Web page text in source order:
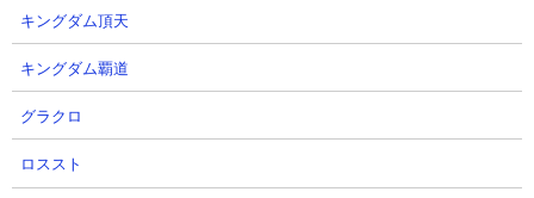
キングダム頂天
キングダム覇道
グラクロ
ロススト